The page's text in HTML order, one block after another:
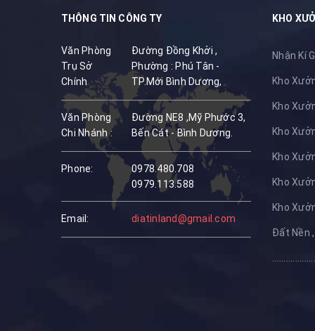
THÔNG TIN CÔNG TY
Văn Phòng
Trụ Sở
Chính
Đường Đồng Khởi ,
Phường : Phú Tân -
TP.Mới Bình Dương,
Văn Phòng
Chi Nhánh :
Đường NE8 ,Mỹ Phước 3,
Bến Cát - Bình Dương.
Phone:
0978.480.708
0979.113.588
Email: diatinland@gmail.com
KHO
Nhận Kí
Kho
Kho
Kho
Kho
Kho
Kho
Đất Nền ,